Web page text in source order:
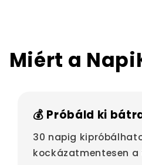
Miért a
💰 Próbáld ki
30 napig
kockázatmentesen a